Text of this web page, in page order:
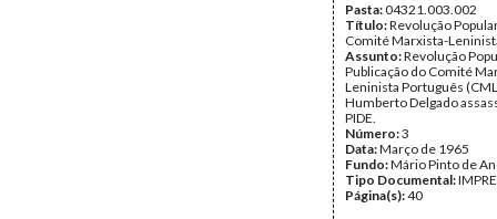
Pasta:04321.003.002
Título:Revolução
Comité Marxista-
Assunto:Revolução
Publicação do Comité
Leninista Português
Humberto Delgado
PIDE.
Número:3
Data:Março de 1965
Fundo:Mário Pinto de
Tipo Documental:
Página(s):40